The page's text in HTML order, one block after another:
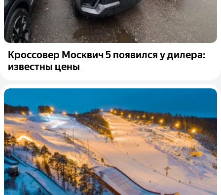
Кроссовер Москвич 5 появился у дилера:
известны цены